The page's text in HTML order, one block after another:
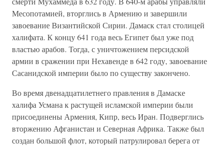
Месопотамией, вторглись в Армению и завершили
завоевание Византийской Сирии. Дамаск стал столицей
халифата. К концу 641 года весь Египет был уже под
властью арабов. Тогда, с уничтожением персидской
армии в сражении при Нехавенде в 642 году, завоевание
Сасанидской империи было по существу закончено.
Во время двенадцатилетнего правления в Дамаске
халифа Усмана к растущей исламской империи были
присоединены Армения, Кипр, весь Иран. Подверглись
вторжению Афганистан и Северная Африка. Также был
создан большой флот, который патрулировал берега от